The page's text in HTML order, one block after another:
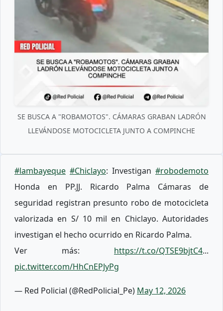
SE BUSCA A "ROBAMOTOS". CÁMARAS GRABAN LADRÓN
LLEVÁNDOSE MOTOCICLETA JUNTO A COMPINCHE
#lambayeque #Chiclayo: Investigan #robodemoto
Honda en PP.JJ. Ricardo Palma Cámaras de
seguridad registran presunto robo de motocicleta
valorizada en S/ 10 mil en Chiclayo. Autoridades
investigan el hecho ocurrido en Ricardo Palma.
Ver más: https://t.co/QTSE9bjtC4...
pic.twitter.com/HhCnEPJyPg
— Red Policial (@RedPolicial_Pe) May 12, 2026